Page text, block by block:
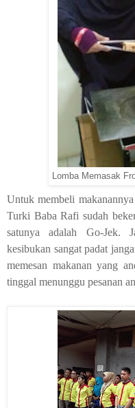
Lomba Memasak
Untuk membeli
Turki Baba Rafi sudah
satunya adalah Go-Jek.
kesibukan sangat padat
memesan makanan yang
tinggal menunggu pesanan